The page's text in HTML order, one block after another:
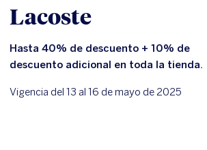
Lacoste
Hasta 40% de descuento + 10% de
descuento adicional en toda la tienda.
Vigencia del 13 al 16 de mayo de 2025